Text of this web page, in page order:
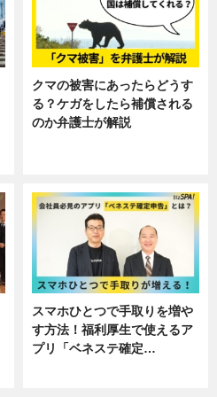
クマの被害にあったらどうす
る？ケガをしたら補償される
のか弁護士が解説
スマホひとつで手取りを増や
す方法！福利厚生で使えるア
プリ「ベネステ確定…